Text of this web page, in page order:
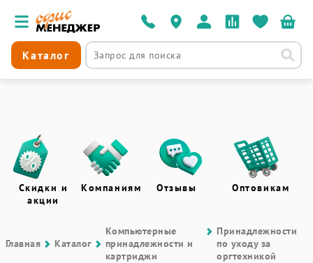
Каталог
Скидки и
акции
Компаниям Отзывы Оптовикам
Главная Каталог
Компьютерные
принадлежности и
картриджи
Принадлежности
по уходу за
оргтехникой